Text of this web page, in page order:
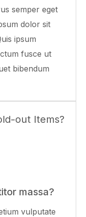
semper eget
dolor sit
ipsum
fusce ut
bibendum
out Items?
massa?
vulputate